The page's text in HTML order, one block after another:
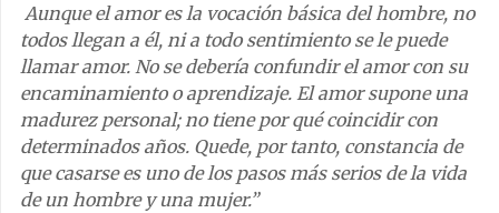
Aunque el amor es la vocación básica del hombre, no
todos llegan a él, ni a todo sentimiento se le puede
llamar amor. No se debería confundir el amor con su
encaminamiento o aprendizaje. El amor supone una
madurez personal; no tiene por qué coincidir con
determinados años. Quede, por tanto, constancia de
que casarse es uno de los pasos más serios de la vida
de un hombre y una mujer.”